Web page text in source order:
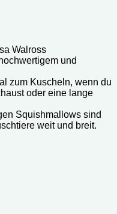
Walross
und
zum Kuscheln, wenn du
oder eine lange
Squishmallows sind
weit und breit.